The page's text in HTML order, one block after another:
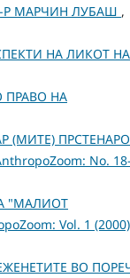
Р МАРЧИН ЛУБАШ ,
НА ЛИКОТ НА
ПРАВО НА
(МИТЕ)
No.
"МАЛИОТ
Vol. 1
ВО